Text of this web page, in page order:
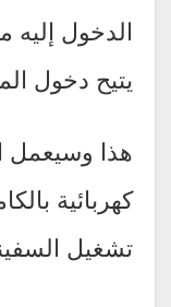
الدخول
يتيح دخول
هذا وسيعمل
تشغيل السفينة